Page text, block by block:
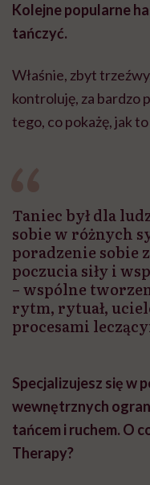
Kolejne popularne
tańczyć.
Właśnie, zbyt
kontroluję, za bardzo
tego, co pokażę, jak
Taniec był dla
sobie w różnych
poradzenie sobie
poczucia siły i
– wspólne
rytm, rytuał,
procesami
Specjalizujesz się w
wewnętrznych
tańcem i ruchem. O
Therapy?